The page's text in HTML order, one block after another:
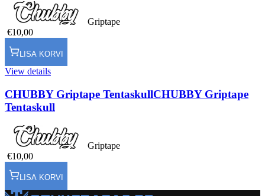
Griptape
€10,00
LISA KORVI
View details
CHUBBY Griptape TentaskullCHUBBY Griptape
Tentaskull
Griptape
€10,00
LISA KORVI